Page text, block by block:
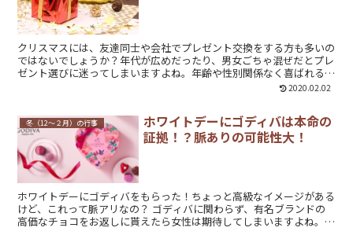
クリスマスには、友達同士や会社でプレゼント交換をする方も多いの
ではないでしょうか？年代が広めだったり、男女ごちゃ混ぜだとプレ
ゼント選びに迷ってしまいますよね。年齢や性別関係なく喜ばれる
2020.02.02
冬（12～２月）の行事
ホワイトデーにゴディバは本命の
証拠！？脈ありの可能性大！
ホワイトデーにゴディバをもらった！ちょっと高級なイメージがある
けど、これって脈アリなの？ ゴディバに関わらず、有名ブランドの
高価なチョコをお返しに貰えたら女性は期待してしまいますよね。